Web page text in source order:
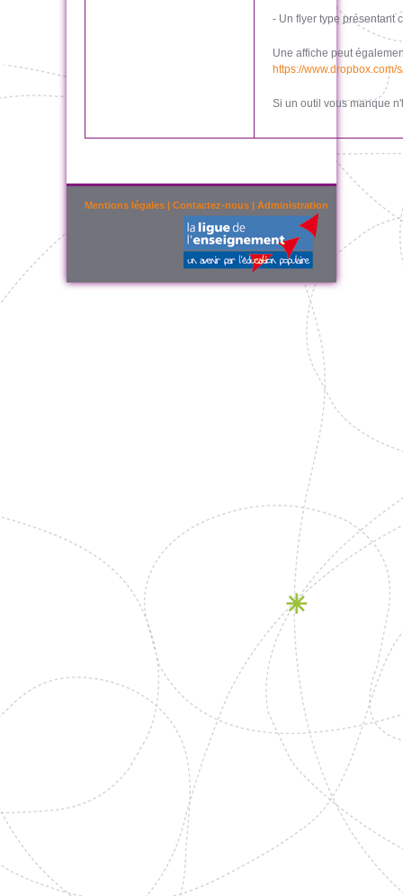
- Un flyer type présentant
Une affiche peut
https://
Si un outil vous manque
Mentions légales | Contactez-nous | Administration